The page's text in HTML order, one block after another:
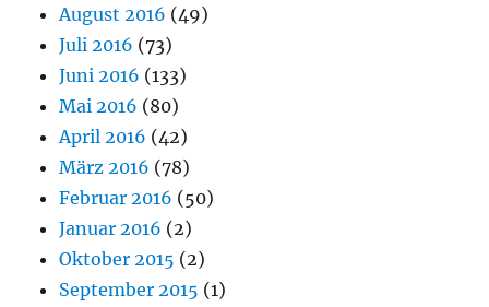
August 2016 (49)
Juli 2016 (73)
Juni 2016 (133)
Mai 2016 (80)
April 2016 (42)
März 2016 (78)
Februar 2016 (50)
Januar 2016 (2)
Oktober 2015 (2)
September 2015 (1)